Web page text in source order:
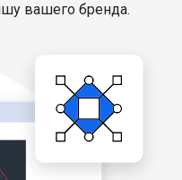
вашего бренда.